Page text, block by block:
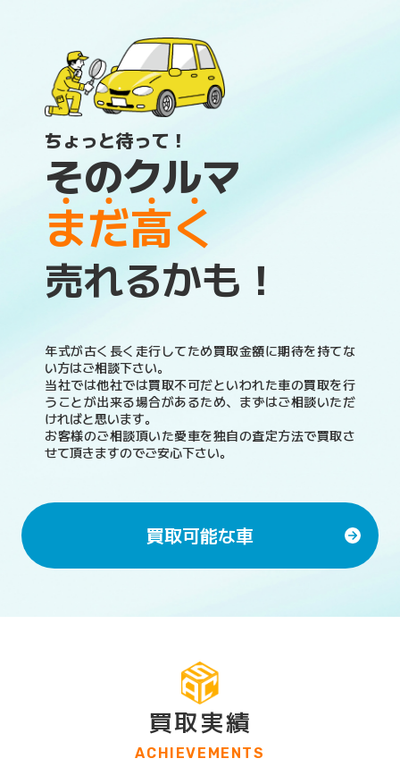
ちょっと待って！
そのクルマ
まだ高く
売れるかも！
年式が古く長く走行してため買取金額に期待を持てな
い方はご相談下さい。
当社では他社では買取不可だといわれた車の買取を行
うことが出来る場合があるため、まずはご相談いただ
ければと思います。
お客様のご相談頂いた愛車を独自の査定方法で買取さ
せて頂きますのでご安心下さい。
買取可能な車
買取実績
ACHIEVEMENTS